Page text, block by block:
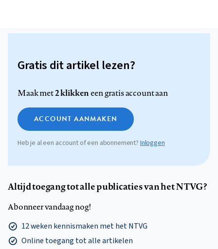
Gratis dit artikel lezen?
Maak met2 klikkeneen gratis account aan
ACCOUNT AANMAKEN
Heb je al een account of een abonnement? Inloggen
Altijd toegang tot alle publicaties van het NTVG?
Abonneer vandaag nog!
12 weken kennismaken met het NTVG
Online toegang tot alle artikelen